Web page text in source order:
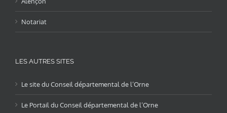
Notariat
LES AUTRES SITES
Le site du Conseil départemental de l’Orne
Le Portail du Conseil départemental de l’Orne